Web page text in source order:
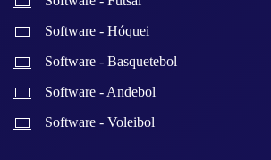
Software - Hóquei
Software - Basquetebol
Software - Andebol
Software - Voleibol